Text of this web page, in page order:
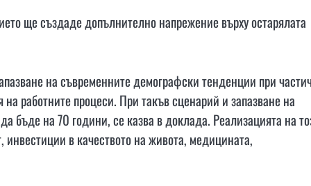
ще създаде допълнително напрежение върху остарялата
на съвременните демографски тенденции при
работните процеси. При такъв сценарий и запазване на
бъде на 70 години, се казва в доклада. Реализацията на
инвестиции в качеството на живота, медицината,